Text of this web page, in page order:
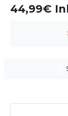
44,99€